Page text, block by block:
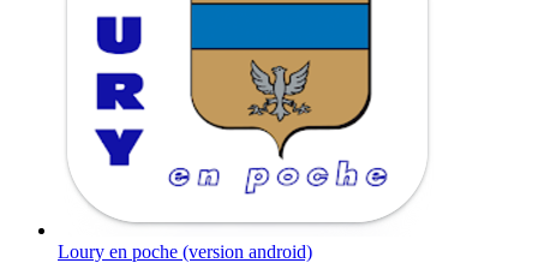
Loury en poche (version android)